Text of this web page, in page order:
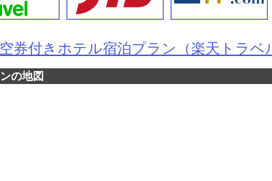
券付きホテル宿泊プラン（楽天トラベ
の地図